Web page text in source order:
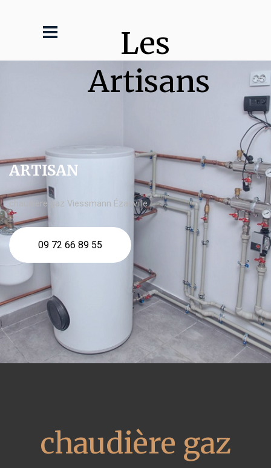
Les
Artisans
ARTISAN
chaudière gaz Viessmann Ézanville
09 72 66 89 55
chaudière gaz